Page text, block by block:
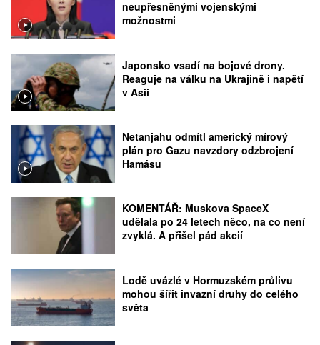
neupřesněnými vojenskými
možnostmi
Japonsko vsadí na bojové drony.
Reaguje na válku na Ukrajině i napětí
v Asii
Netanjahu odmítl americký mírový
plán pro Gazu navzdory odzbrojení
Hamásu
KOMENTÁŘ: Muskova SpaceX
udělala po 24 letech něco, na co není
zvyklá. A přišel pád akcií
Lodě uvázlé v Hormuzském průlivu
mohou šířit invazní druhy do celého
světa